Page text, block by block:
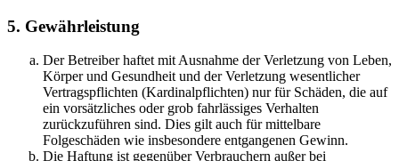
5. Gewährleistung
Der Betreiber haftet mit Ausnahme der Verletzung von Leben,
Körper und Gesundheit und der Verletzung wesentlicher
Vertragspflichten (Kardinalpflichten) nur für Schäden, die auf
ein vorsätzliches oder grob fahrlässiges Verhalten
zurückzuführen sind. Dies gilt auch für mittelbare
Folgeschäden wie insbesondere entgangenen Gewinn.
Die Haftung ist gegenüber Verbrauchern außer bei